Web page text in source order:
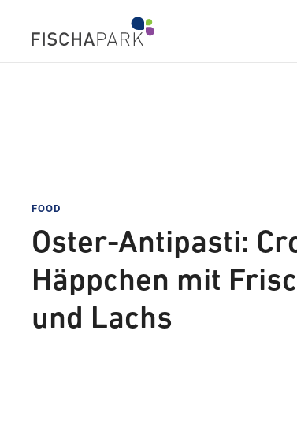
FOOD
Oster-Antipasti:
Häppchen mit
und Lachs